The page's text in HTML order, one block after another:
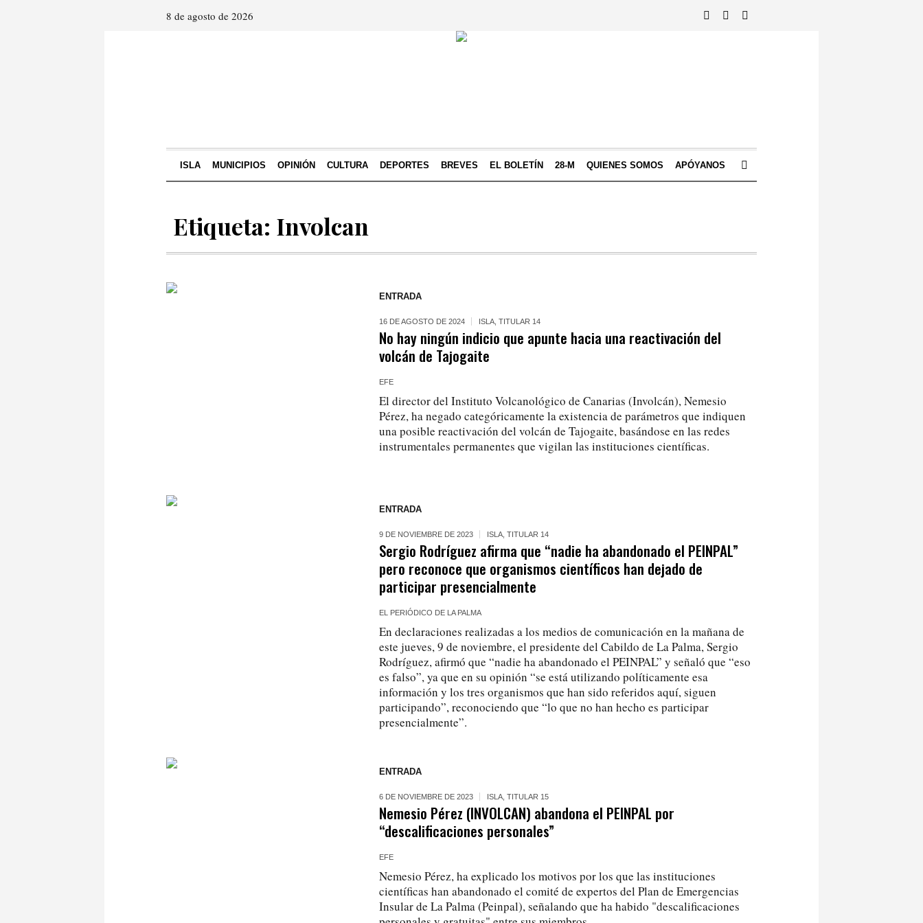
8 de agosto de 2026
ISLA MUNICIPIOS OPINIÓN CULTURA DEPORTES BREVES EL BOLETÍN 28-M QUIENES SOMOS APÓYANOS
Etiqueta: Involcan
ENTRADA
16 DE AGOSTO DE 2024 ISLA ,TITULAR 14
No hay ningún indicio que apunte hacia una reactivación del
volcán de Tajogaite
EFE
El director del Instituto Volcanológico de Canarias (Involcán), Nemesio
Pérez, ha negado categóricamente la existencia de parámetros que indiquen
una posible reactivación del volcán de Tajogaite, basándose en las redes
instrumentales permanentes que vigilan las instituciones científicas.
ENTRADA
9 DE NOVIEMBRE DE 2023 ISLA ,TITULAR 14
Sergio Rodríguez afirma que “nadie ha abandonado el PEINPAL”
pero reconoce que organismos científicos han dejado de
participar presencialmente
EL PERIÓDICO DE LA PALMA
En declaraciones realizadas a los medios de comunicación en la mañana de
este jueves, 9 de noviembre, el presidente del Cabildo de La Palma, Sergio
Rodríguez, afirmó que “nadie ha abandonado el PEINPAL” y señaló que “eso
es falso”, ya que en su opinión “se está utilizando políticamente esa
información y los tres organismos que han sido referidos aquí, siguen
participando”, reconociendo que “lo que no han hecho es participar
presencialmente”.
ENTRADA
6 DE NOVIEMBRE DE 2023 ISLA ,TITULAR 15
Nemesio Pérez (INVOLCAN) abandona el PEINPAL por
“descalificaciones personales”
EFE
Nemesio Pérez, ha explicado los motivos por los que las instituciones
científicas han abandonado el comité de expertos del Plan de Emergencias
Insular de La Palma (Peinpal), señalando que ha habido "descalificaciones